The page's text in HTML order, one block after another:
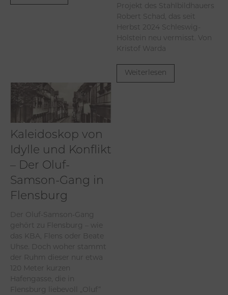
Projekt des Stahlbildhauers
Robert Schad, das seit
Herbst 2024 Schleswig-
Holstein neu vermisst. Von
Kristof Warda
Weiterlesen
Kaleidoskop von
Idylle und Konflikt
– Der Oluf-
Samson-Gang in
Flensburg
Der Oluf-Samson-Gang
gehört zu Flensburg – wie
das KBA, Flens oder Beate
Uhse. Doch woher stammt
der Ruhm dieser nur etwa
120 Meter kurzen
Hafengasse, die in
Flensburg liebevoll „Oluf“